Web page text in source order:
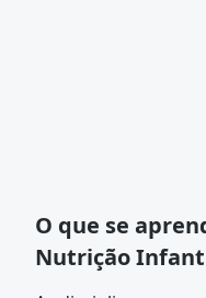
O que se
Nutrição